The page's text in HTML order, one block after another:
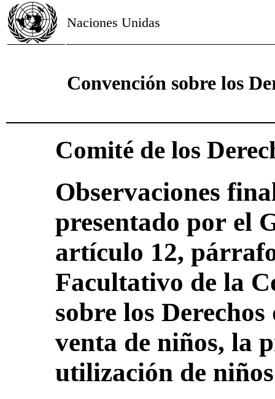
Naciones Unidas
Convención sobre los
Comité de los
Observaciones
presentado por el
artículo 12,
Facultativo de la
sobre los
venta de niños, la
utilización de